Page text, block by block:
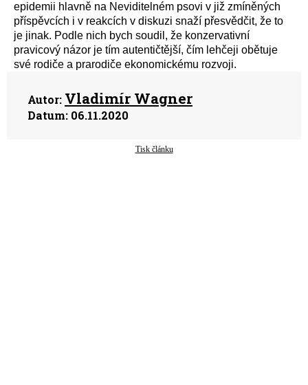
epidemii hlavně na Neviditelném psovi v již zmíněných
příspěvcích i v reakcích v diskuzi snaží přesvědčit, že to
je jinak. Podle nich bych soudil, že konzervativní
pravicový názor je tím autentičtější, čím lehčeji obětuje
své rodiče a prarodiče ekonomickému rozvoji.
Autor: Vladimír Wagner
Datum: 06.11.2020
Tisk článku